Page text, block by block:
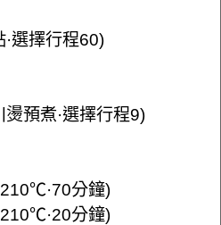
選擇行程60)
預煮·選擇行程9)
分鐘)
分鐘)